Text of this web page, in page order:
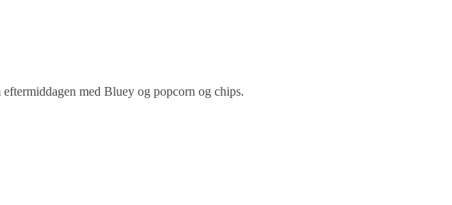
med Bluey og popcorn og chips.